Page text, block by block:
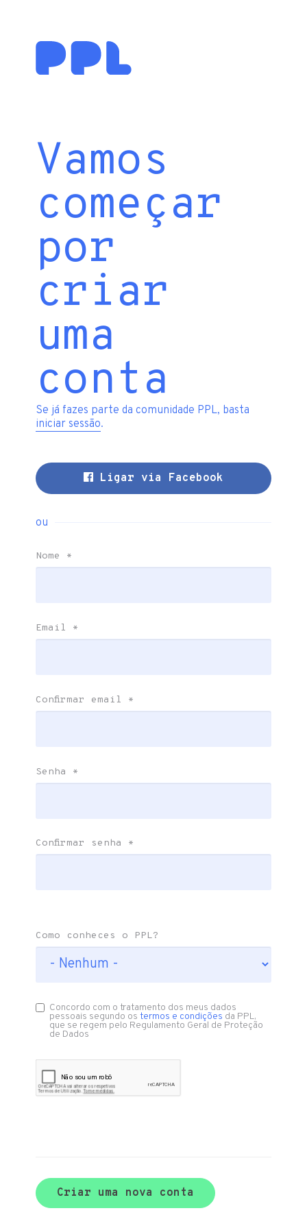
Vamos
começar
por
criar
uma
conta
Se já fazes parte da comunidade PPL, basta
iniciar sessão.
Ligar via Facebook
ou
Nome *
Email *
Confirmar email *
Senha *
Confirmar senha *
Como conheces o PPL?
Concordo com o tratamento dos meus dados
pessoais segundo ostermos e condições da PPL,
que se regem pelo Regulamento Geral de Proteção
de Dados
Criar uma nova conta